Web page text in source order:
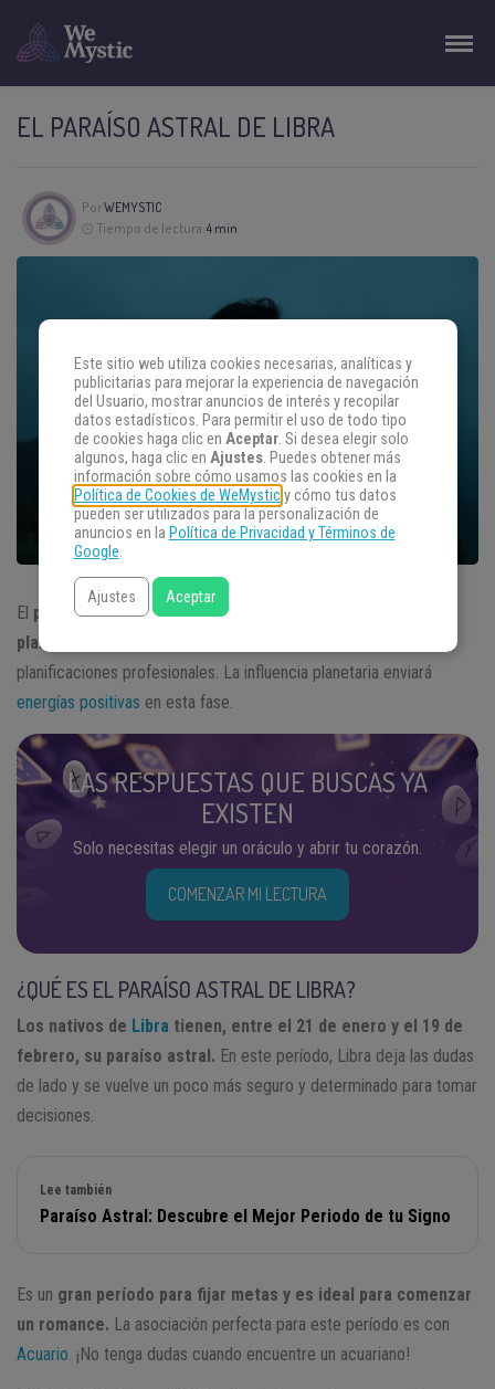
EL PARAÍSO ASTRAL DE LIBRA
PorWEMYSTIC
Tiempo de lectura:4 min
El paraíso astral de Libra es una gran época para hacer
planes
planificaciones profesionales. La influencia planetaria enviará
energías positivas en esta fase.
LAS RESPUESTAS QUE BUSCAS YA
EXISTEN
Solo necesitas elegir un oráculo y abrir tu corazón.
COMENZAR MI LECTURA
¿QUÉ ES EL PARAÍSO ASTRAL DE LIBRA?
Los nativos de Libra tienen, entre el 21 de enero y el 19 de
febrero, su paraíso astral. En este período, Libra deja las dudas
de lado y se vuelve un poco más seguro y determinado para tomar
decisiones.
Lee también
Paraíso Astral: Descubre el Mejor Periodo de tu Signo
Es un gran período para fijar metas y es ideal para comenzar
un romance. La asociación perfecta para este período es con
Acuario . ¡No tenga dudas cuando encuentre un acuariano!
Este sitio web utiliza cookies necesarias, analíticas y
publicitarias para mejorar la experiencia de navegación
del Usuario, mostrar anuncios de interés y recopilar
datos estadísticos. Para permitir el uso de todo tipo
de cookies haga clic en Aceptar. Si desea elegir solo
algunos, haga clic en Ajustes. Puedes obtener más
información sobre cómo usamos las cookies en la
Política de Cookies de WeMysticy cómo tus datos
pueden ser utilizados para la personalización de
anuncios en la Política de Privacidad y Términos de
Google.
Ajustes Aceptar